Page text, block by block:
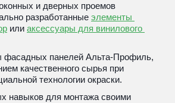
и дверных проемов
разработанные элементы
или аксессуары для винилового
фасадных панелей Альта-Профиль,
качественного сырья при
технологии окраски.
навыков для монтажа своими